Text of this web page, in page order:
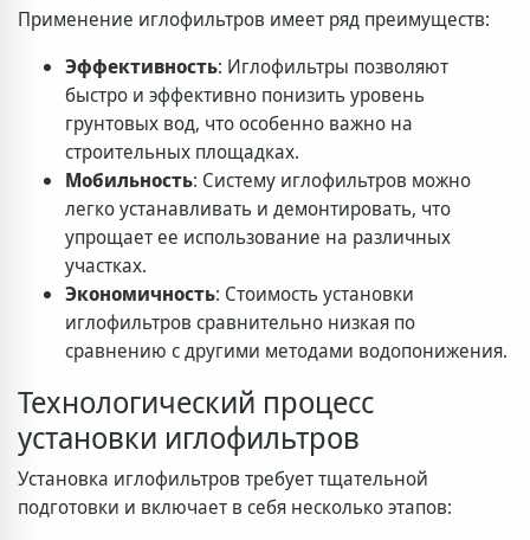
Применение иглофильтров имеет ряд преимуществ:
Эффективность: Иглофильтры позволяют
быстро и эффективно понизить уровень
грунтовых вод, что особенно важно на
строительных площадках.
Мобильность: Систему иглофильтров можно
легко устанавливать и демонтировать, что
упрощает ее использование на различных
участках.
Экономичность: Стоимость установки
иглофильтров сравнительно низкая по
сравнению с другими методами водопонижения.
Технологический процесс
установки иглофильтров
Установка иглофильтров требует тщательной
подготовки и включает в себя несколько этапов: